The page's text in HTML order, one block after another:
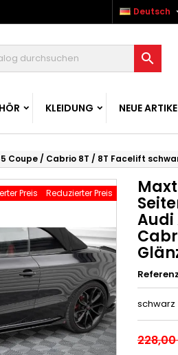
Deutsch

KLEIDUNG NEUE
Coupe / Cabrio 8T / 8T Facelift
Reduzierter Preis
Preis
Audi
schwarz